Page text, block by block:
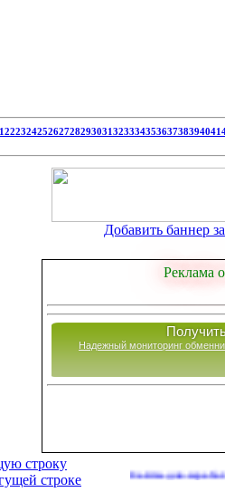
2223242526272829303132333435363738394041
Добавить баннер
Реклама
Надежный мониторинг
Сайты для заработка в